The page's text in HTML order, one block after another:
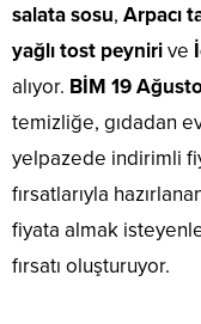
salata sosu, Arpacı
yağlı tost peynirive
alıyor. BİM 19
temizliğe, gıdadan
yelpazede indirimli
fırsatlarıyla
fiyata almak
fırsatı oluşturuyor.